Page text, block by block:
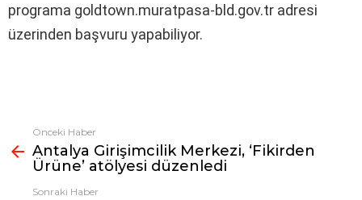
programa goldtown.muratpasa-bld.gov.tr adresi
üzerinden başvuru yapabiliyor.
Fazlasına
bak
Önceki Haber
Antalya Girişimcilik Merkezi, ‘Fikirden
Ürüne’ atölyesi düzenledi
Sonraki Haber